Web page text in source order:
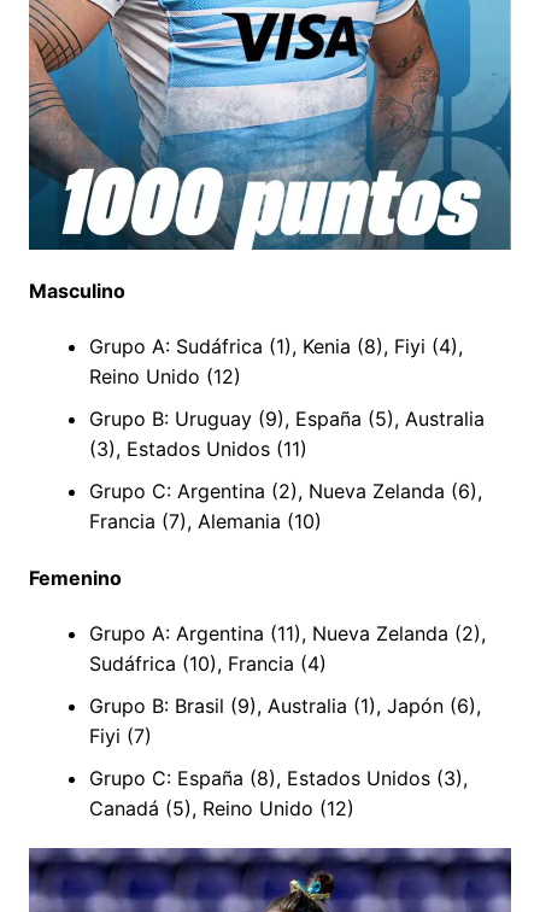
Masculino
Grupo A: Sudáfrica (1), Kenia (8), Fiyi (4),
Reino Unido (12)
Grupo B: Uruguay (9), España (5), Australia
(3), Estados Unidos (11)
Grupo C: Argentina (2), Nueva Zelanda (6),
Francia (7), Alemania (10)
Femenino
Grupo A: Argentina (11), Nueva Zelanda (2),
Sudáfrica (10), Francia (4)
Grupo B: Brasil (9), Australia (1), Japón (6),
Fiyi (7)
Grupo C: España (8), Estados Unidos (3),
Canadá (5), Reino Unido (12)